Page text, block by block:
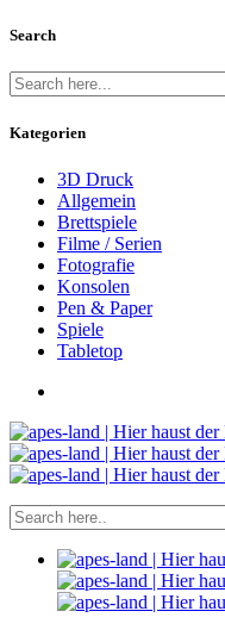
Search
Kategorien
3D Druck
Allgemein
Brettspiele
Filme / Serien
Fotografie
Konsolen
Pen & Paper
Spiele
Tabletop